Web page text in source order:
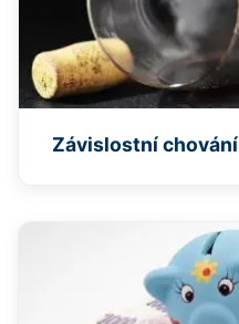
Závislostní chování